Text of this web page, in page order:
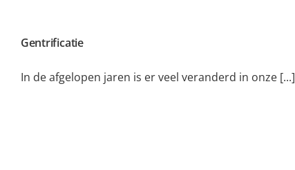
Gentrificatie
In de afgelopen jaren is er veel veranderd in onze [...]